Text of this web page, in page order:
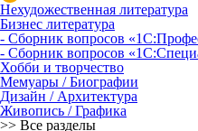
Нехудожественная литература
Бизнес литература
- Сборник вопросов
- Сборник вопросов
Хобби и творчество
Мемуары / Биографии
Дизайн / Архитектура
Живопись / Графика
>> Все разделы